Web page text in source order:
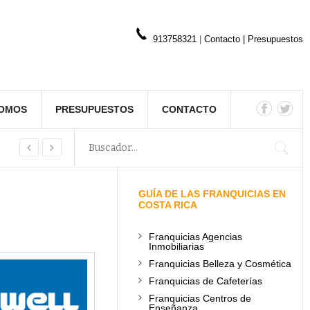
913758321 Contacto Presupuestos
PRESUPUESTOS CONTACTO
GUÍA DE LAS FRANQUICIAS EN
COSTA RICA
Franquicias Agencias
Inmobiliarias
Franquicias Belleza y Cosmética
Franquicias de Cafeterías
Franquicias Centros de